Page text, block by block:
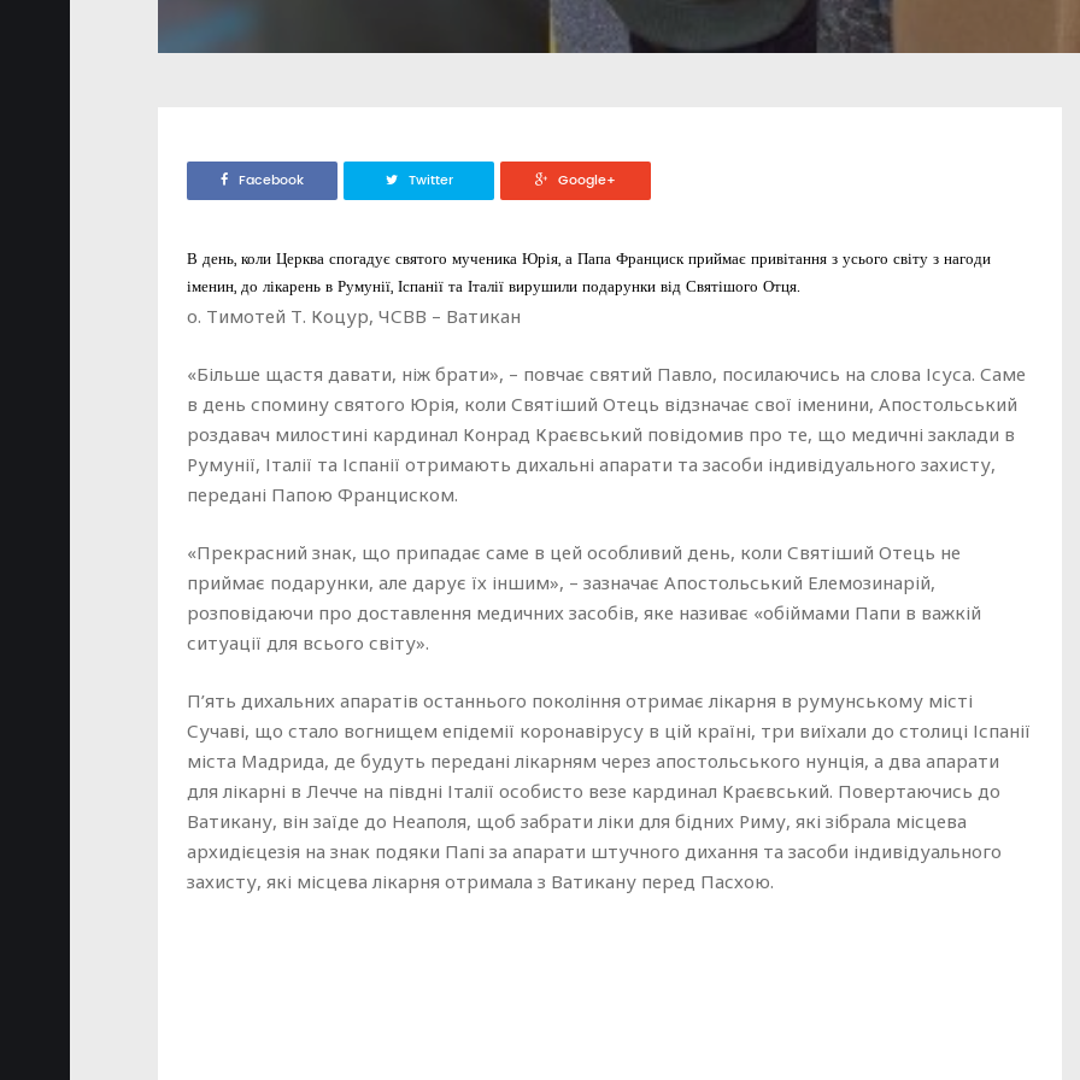
Facebook Twitter Google+
В день, коли Церква спогадує святого мученика Юрія, а Папа Франциск приймає привітання з усього світу з нагоди
іменин, до лікарень в Румунії, Іспанії та Італії вирушили подарунки від Святішого Отця.
о. Тимотей Т. Коцур, ЧСВВ – Ватикан
«Більше щастя давати, ніж брати», – повчає святий Павло, посилаючись на слова Ісуса. Саме
в день спомину святого Юрія, коли Святіший Отець відзначає свої іменини, Апостольський
роздавач милостині кардинал Конрад Краєвський повідомив про те, що медичні заклади в
Румунії, Італії та Іспанії отримають дихальні апарати та засоби індивідуального захисту,
передані Папою Франциском.
«Прекрасний знак, що припадає саме в цей особливий день, коли Святіший Отець не
приймає подарунки, але дарує їх іншим», – зазначає Апостольський Елемозинарій,
розповідаючи про доставлення медичних засобів, яке називає «обіймами Папи в важкій
ситуації для всього світу».
П’ять дихальних апаратів останнього покоління отримає лікарня в румунському місті
Сучаві, що стало вогнищем епідемії коронавірусу в цій країні, три виїхали до столиці Іспанії
міста Мадрида, де будуть передані лікарням через апостольського нунція, а два апарати
для лікарні в Лечче на півдні Італії особисто везе кардинал Краєвський. Повертаючись до
Ватикану, він заїде до Неаполя, щоб забрати ліки для бідних Риму, які зібрала місцева
архидієцезія на знак подяки Папі за апарати штучного дихання та засоби індивідуального
захисту, які місцева лікарня отримала з Ватикану перед Пасхою.